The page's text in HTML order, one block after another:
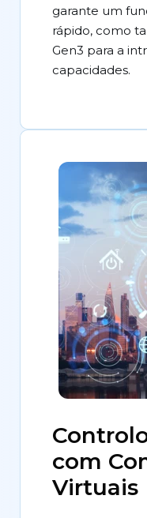
garante um
rápido, como
Gen3 para a
capacidades.
com
Virtuais